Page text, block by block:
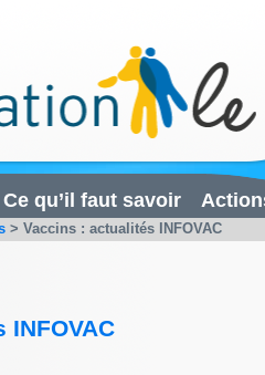
Ce qu’il faut savoir
> Vaccins : actualités INFOVAC